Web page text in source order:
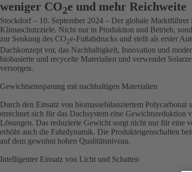
weniger CO2e und mehr Reichweite
Stockdorf – 10. September 2024 – Der globale Marktführer
Klimaschutzziele. Nicht nur in Produktion und Betrieb,
zur Senkung des CO2e-Fußabdrucks und stellt als erster
Dachkonzept vor, das Nachhaltigkeit, Innovation und
biobasierte und recycelte Materialien und verwendet
versorgen.
Gewichtseinsparung mit nachhaltigen Materialien
Durch den Einsatz von biomassebilanziertem
errechnet sich für das Dachsystem eine
Lösungen. Das reduzierte Gewicht sorgt nicht nur für eine
erhöht auch die Fahrdynamik. Die Produkteigenschaften
auf dem gewohnt hohen Qualitätsniveau.
Intelligenter Einsatz von Licht und Schatten